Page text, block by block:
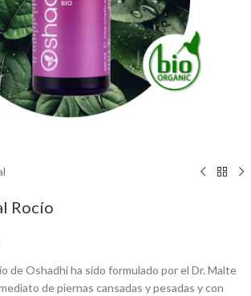
Rocío
de Oshadhi ha sido formulado por el Dr. Malte
de piernas cansadas y pesadas y con